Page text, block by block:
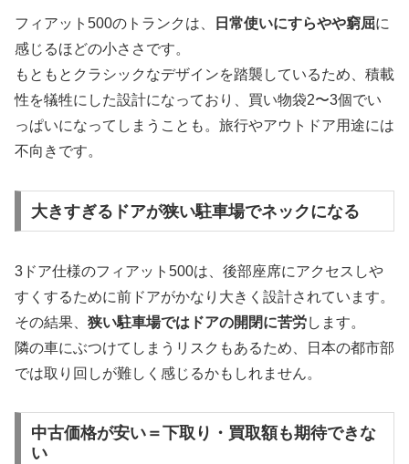
フィアット500のトランクは、 日常使いにすらやや窮屈に
感じるほどの小ささです。
もともとクラシックなデザインを踏襲しているため、積載
性を犠牲にした設計になっており、買い物袋2〜3個でい
っぱいになってしまうことも。旅行やアウトドア用途には
不向きです。
大きすぎるドアが狭い駐車場でネックになる
3ドア仕様のフィアット500は、後部座席にアクセスしや
すくするために前ドアがかなり大きく設計されています。
その結果、 狭い駐車場ではドアの開閉に苦労します。
隣の車にぶつけてしまうリスクもあるため、日本の都市部
では取り回しが難しく感じるかもしれません。
中古価格が安い＝下取り・買取額も期待できな
い